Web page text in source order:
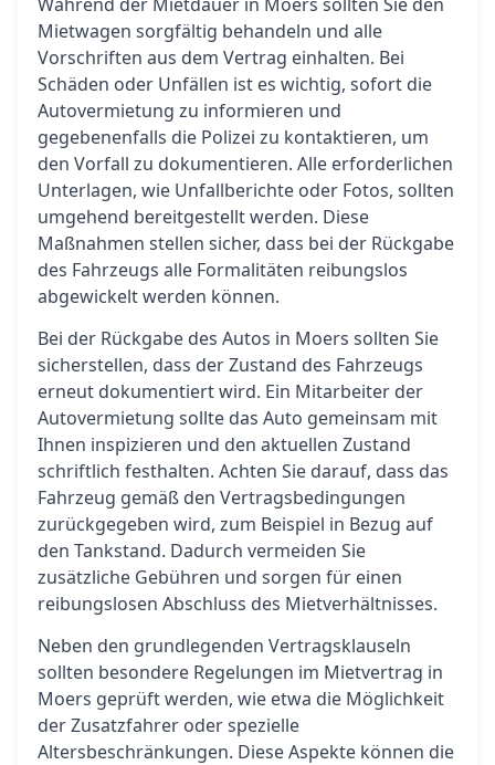
Mietwagen sorgfältig behandeln und alle
Vorschriften aus dem Vertrag einhalten. Bei
Schäden oder Unfällen ist es wichtig, sofort die
Autovermietung zu informieren und
gegebenenfalls die Polizei zu kontaktieren, um
den Vorfall zu dokumentieren. Alle erforderlichen
Unterlagen, wie Unfallberichte oder Fotos, sollten
umgehend bereitgestellt werden. Diese
Maßnahmen stellen sicher, dass bei der Rückgabe
des Fahrzeugs alle Formalitäten reibungslos
abgewickelt werden können.
Bei der Rückgabe des Autos in Moers sollten Sie
sicherstellen, dass der Zustand des Fahrzeugs
erneut dokumentiert wird. Ein Mitarbeiter der
Autovermietung sollte das Auto gemeinsam mit
Ihnen inspizieren und den aktuellen Zustand
schriftlich festhalten. Achten Sie darauf, dass das
Fahrzeug gemäß den Vertragsbedingungen
zurückgegeben wird, zum Beispiel in Bezug auf
den Tankstand. Dadurch vermeiden Sie
zusätzliche Gebühren und sorgen für einen
reibungslosen Abschluss des Mietverhältnisses.
Neben den grundlegenden Vertragsklauseln
sollten besondere Regelungen im Mietvertrag in
Moers geprüft werden, wie etwa die Möglichkeit
der Zusatzfahrer oder spezielle
Altersbeschränkungen. Diese Aspekte können die